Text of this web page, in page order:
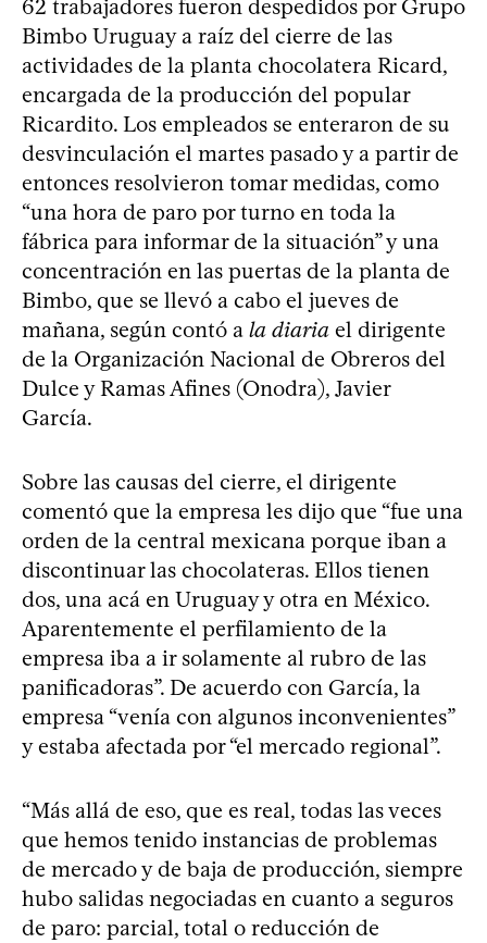
62 trabajadores fueron despedidos por Grupo
Bimbo Uruguay a raíz del cierre de las
actividades de la planta chocolatera Ricard,
encargada de la producción del popular
Ricardito. Los empleados se enteraron de su
desvinculación el martes pasado y a partir de
entonces resolvieron tomar medidas, como
“una hora de paro por turno en toda la
fábrica para informar de la situación” y una
concentración en las puertas de la planta de
Bimbo, que se llevó a cabo el jueves de
mañana, según contó a la diaria el dirigente
de la Organización Nacional de Obreros del
Dulce y Ramas Afines (Onodra), Javier
García.
Sobre las causas del cierre, el dirigente
comentó que la empresa les dijo que “fue una
orden de la central mexicana porque iban a
discontinuar las chocolateras. Ellos tienen
dos, una acá en Uruguay y otra en México.
Aparentemente el perfilamiento de la
empresa iba a ir solamente al rubro de las
panificadoras”. De acuerdo con García, la
empresa “venía con algunos inconvenientes”
y estaba afectada por “el mercado regional”.
“Más allá de eso, que es real, todas las veces
que hemos tenido instancias de problemas
de mercado y de baja de producción, siempre
hubo salidas negociadas en cuanto a seguros
de paro: parcial, total o reducción de